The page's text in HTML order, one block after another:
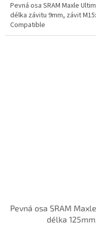
Pevná osa SRAM Maxle
délka závitu 9mm, závit
Compatible
Pevná osa SRAM
délka